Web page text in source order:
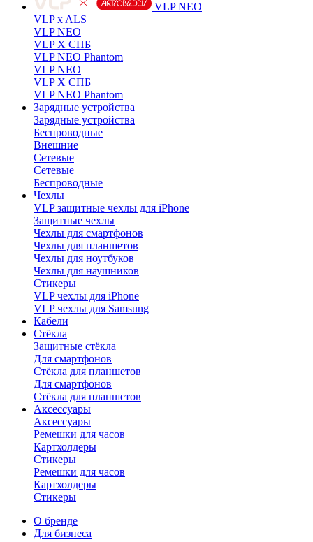
VLP NEO
VLP x ALS
VLP NEO
VLP X СПБ
VLP NEO Phantom
VLP NEO
VLP X СПБ
VLP NEO Phantom
Зарядные устройства
Зарядные устройства
Беспроводные
Внешние
Сетевые
Сетевые
Беспроводные
Чехлы
VLP защитные чехлы для iPhone
Защитные чехлы
Чехлы для смартфонов
Чехлы для планшетов
Чехлы для ноутбуков
Чехлы для наушников
Стикеры
VLP чехлы для iPhone
VLP чехлы для Samsung
Кабели
Стёкла
Защитные стёкла
Для смартфонов
Стёкла для планшетов
Для смартфонов
Стёкла для планшетов
Аксессуары
Аксессуары
Ремешки для часов
Картхолдеры
Стикеры
Ремешки для часов
Картхолдеры
Стикеры
О бренде
Для бизнеса